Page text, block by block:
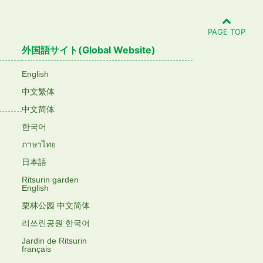
PAGE TOP
外国語サイト(Global Website)
English
中文繁体
中文简体
한국어
ภาษาไทย
日本語
Ritsurin garden
English
栗林公园 中文简体
리쓰린공원 한국어
Jardin de Ritsurin
français